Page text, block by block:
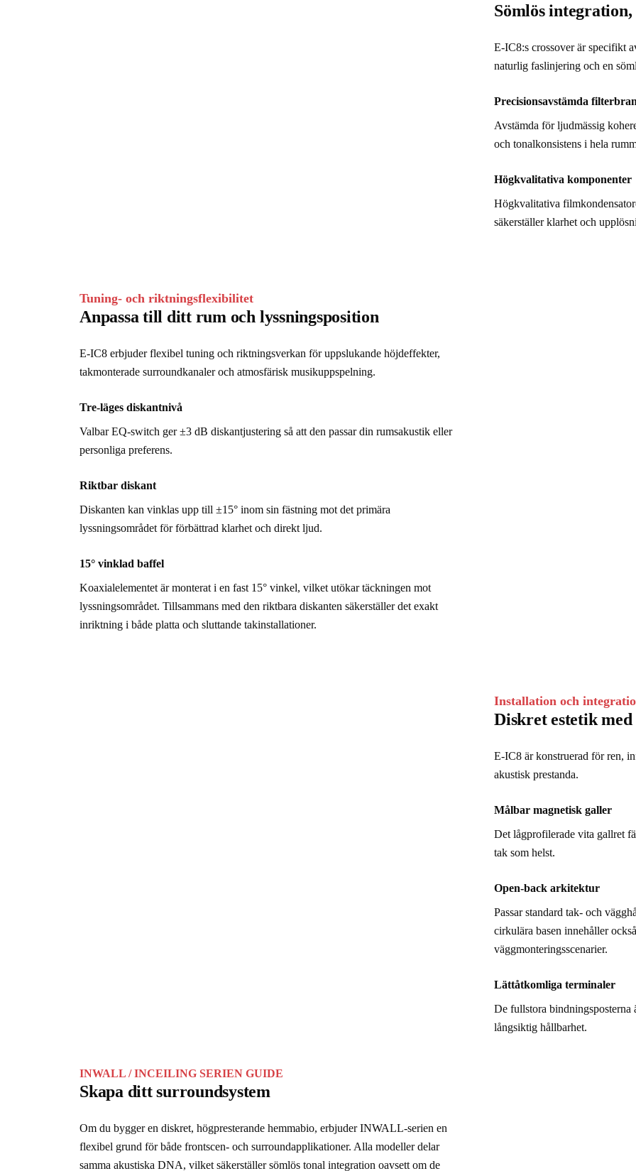
Sömlös
E-IC8:s crossover är specifikt
naturlig faslinjering och en
Precisionsavstämda
Avstämda för ljudmässig
och tonalkonsistens i hela
Högkvalitativa komponenter
Högkvalitativa
säkerställer klarhet och
Tuning- och riktningsflexibilitet
Anpassa till ditt rum och lyssningsposition
E-IC8 erbjuder flexibel tuning och riktningsverkan för uppslukande höjdeffekter,
takmonterade surroundkanaler och atmosfärisk musikuppspelning.
Tre-läges diskantnivå
Valbar EQ-switch ger ±3 dB diskantjustering så att den passar din rumsakustik eller
personliga preferens.
Riktbar diskant
Diskanten kan vinklas upp till ±15° inom sin fästning mot det primära
lyssningsområdet för förbättrad klarhet och direkt ljud.
15° vinklad baffel
Koaxialelementet är monterat i en fast 15° vinkel, vilket utökar täckningen mot
lyssningsområdet. Tillsammans med den riktbara diskanten säkerställer det exakt
inriktning i både platta och sluttande takinstallationer.
Installation och
Diskret estetik
E-IC8 är konstruerad för ren,
akustisk prestanda.
Målbar magnetisk galler
Det lågprofilerade vita gallret
tak som helst.
Open-back arkitektur
Passar standard tak- och
cirkulära basen innehåller
väggmonteringsscenarier.
Lättåtkomliga terminaler
De fullstora bindningsposterna
långsiktig hållbarhet.
INWALL / INCEILING SERIEN GUIDE
Skapa ditt surroundsystem
Om du bygger en diskret, högpresterande hemmabio, erbjuder INWALL-serien en
flexibel grund för både frontscen- och surroundapplikationer. Alla modeller delar
samma akustiska DNA, vilket säkerställer sömlös tonal integration oavsett om de